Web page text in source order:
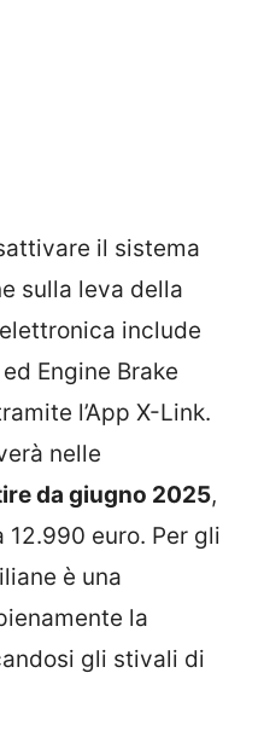
il sistema
sulla leva della
include
Engine Brake
l’App X-Link.
nelle
da giugno 2025,
euro. Per gli
è una
la
gli stivali di